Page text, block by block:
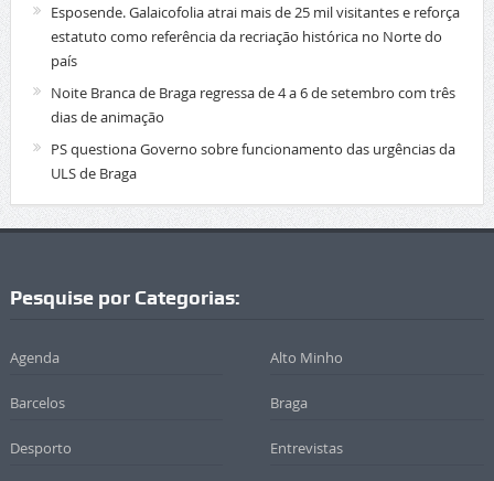
Esposende. Galaicofolia atrai mais de 25 mil visitantes e reforça
estatuto como referência da recriação histórica no Norte do
país
Noite Branca de Braga regressa de 4 a 6 de setembro com três
dias de animação
PS questiona Governo sobre funcionamento das urgências da
ULS de Braga
Pesquise por Categorias:
Agenda Alto Minho
Barcelos Braga
Desporto Entrevistas